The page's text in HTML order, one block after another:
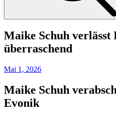
Maike Schuh verlässt
überraschend
Posted
Mai 1, 2026
Maike Schuh
Evonik